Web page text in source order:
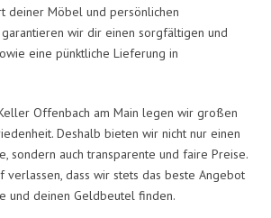
deiner Möbel und persönlichen
wir dir einen sorgfältigen und
eine pünktliche Lieferung in
Offenbach am Main legen wir großen
Deshalb bieten wir nicht nur einen
sondern auch transparente und faire Preise.
verlassen, dass wir stets das beste Angebot
und deinen Geldbeutel finden.